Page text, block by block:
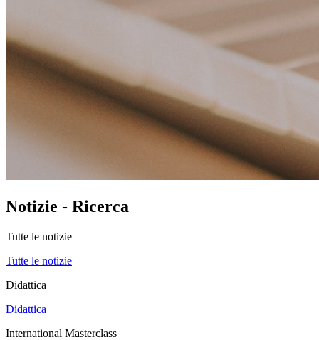
Notizie - Ricerca
Tutte le notizie
Tutte le notizie
Didattica
Didattica
International Masterclass